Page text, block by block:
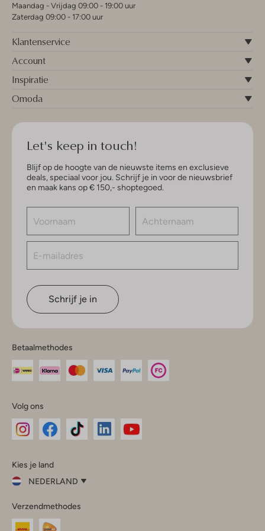
Maandag - Vrijdag 09:00 - 19:00 uur
Zaterdag 09:00 - 17:00 uur
Klantenservice
Account
Inspiratie
Omoda
Let's keep in touch!
Blijf op de hoogte van de nieuwste items en exclusieve
deals, speciaal voor jou. Schrijf je in voor de nieuwsbrief
en maak kans op € 150,- shoptegoed.
Schrijf je in
Betaalmethodes
Volg ons
InstagramFacebook
Kies je land
NEDERLAND
je
land
Verzendmethodes